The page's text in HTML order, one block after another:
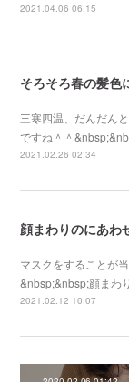
2021.04.06 06:15
そろそろ春の髪
三寒四温、だんだん
ですね＾＾
2021.02.26 02:34
顔まわりのにあ
マスクをすることが
&nbsp;&nbsp;顔まわ
2021.02.12 10:07